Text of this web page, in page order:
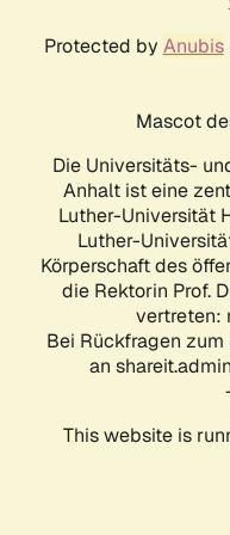
Protected by Anubis
Mascot
Die Universitäts-
Anhalt ist eine
Luther-Universität
Luther-
Körperschaft des
die Rektorin Prof.
vertreten:
Bei Rückfragen
an
This website is